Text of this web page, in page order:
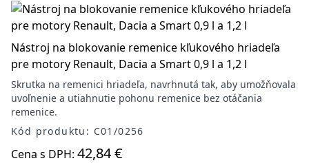
Nástroj na blokovanie remenice kľukového hriadeľa
pre motory Renault, Dacia a Smart 0,9 l a 1,2 l
Skrutka na remenici hriadeľa, navrhnutá tak, aby umožňovala
uvoľnenie a utiahnutie pohonu remenice bez otáčania
remenice.
Kód produktu: C01/0256
Cena s DPH: 42,84 €